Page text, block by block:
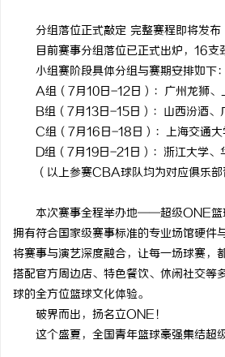
分组落位正式敲定 完整赛程即将发布
目前赛事分组落位已正式出炉，16
小组赛阶段具体分组与赛期安排如下：
A组（7月10日-12日）：广州龙狮、
B组（7月13日-15日）：山西汾酒、
C组（7月16日-18日）：上海交通大
D组（7月19日-21日）：浙江大学、
（以上参赛CBA球队均为对应俱乐部
本次赛事全程举办地——超级ONE篮
拥有符合国家级赛事标准的专业场馆硬
将赛事与演艺深度融合，让每一场球赛
搭配官方周边店、特色餐饮、休闲社交
球的全方位篮球文化体验。
破界而出，扬名立ONE！
这个盛夏，全国青年篮球豪强集结超